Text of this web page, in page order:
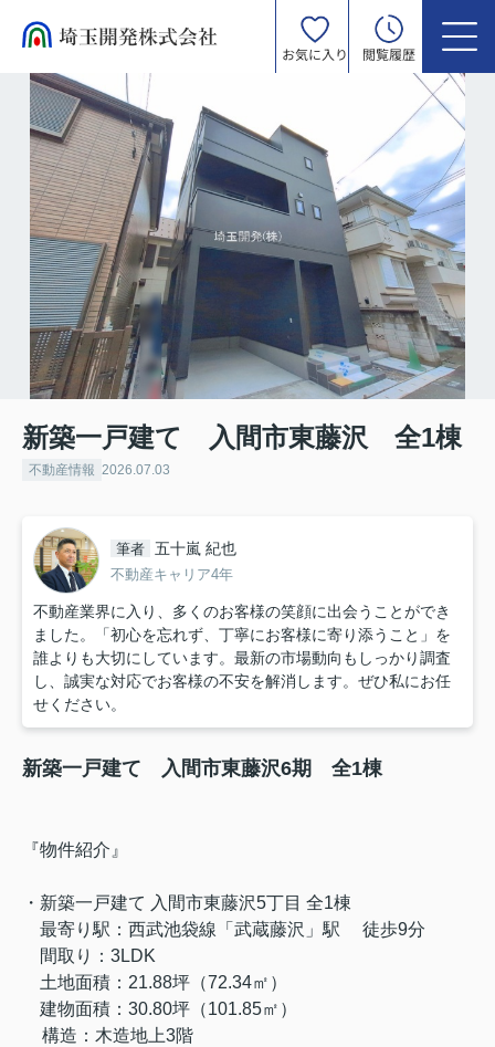
お気に入り 閲覧履歴
新築一戸建て 入間市東藤沢 全1棟
不動産情報 2026.07.03
筆者 五十嵐 紀也
不動産キャリア4年
不動産業界に入り、多くのお客様の笑顔に出会うことができ
ました。「初心を忘れず、丁寧にお客様に寄り添うこと」を
誰よりも大切にしています。最新の市場動向もしっかり調査
し、誠実な対応でお客様の不安を解消します。ぜひ私にお任
せください。
新築一戸建て 入間市東藤沢6期 全1棟
『物件紹介』
・新築一戸建て 入間市東藤沢5丁目 全1棟
最寄り駅：西武池袋線「武蔵藤沢」駅 徒歩9分
間取り：3LDK
土地面積：21.88坪（72.34㎡）
建物面積：30.80坪（101.85㎡）
構造：木造地上3階